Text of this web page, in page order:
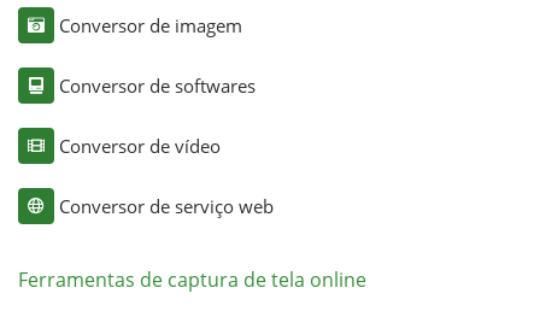
Conversor de imagem
Conversor de softwares
Conversor de vídeo
Conversor de serviço web
Ferramentas de captura de tela online